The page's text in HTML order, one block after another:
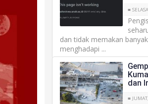
■
dan tidak memakan
menghadapi ...
dan
■